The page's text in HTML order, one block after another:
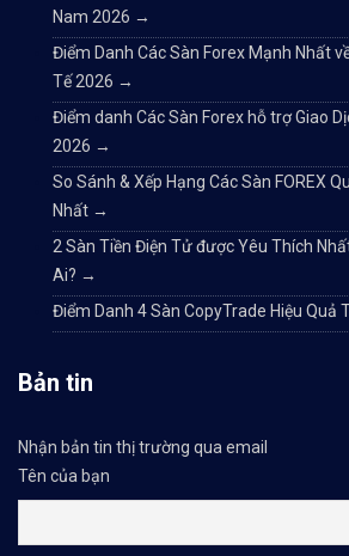
Nam 2026 →
Điểm Danh Các Sàn Forex Mạnh Nhất
Tế 2026 →
Điểm danh Các Sàn Forex hỗ trợ Giao
2026 →
So Sánh & Xếp Hạng Các Sàn FOREX
Nhất →
2 Sàn Tiền Điện Tử được Yêu Thích
Ai? →
Điểm Danh 4 Sàn CopyTrade Hiệu Quả
Bản tin
Nhận bản tin thị trường qua email
Tên của bạn